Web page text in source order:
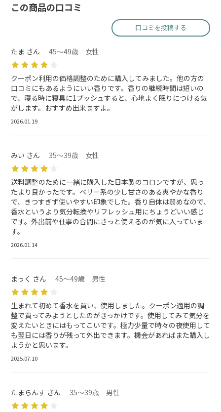
この商品の口コミ
口コミを投稿する
たま さん 45～49歳 女性
クーポン利用の価格調整のために購入してみました。他の方の
口コミにもあるようにいい香りです。香りの継続時間は短いの
で、寝る時に寝具に1プッシュすると、心地よく眠りにつける気
がします。おすすめ出来ますよ。
2026.01.19
みい さん 35～39歳 女性
送料調整のために一緒に購入した日本製のコロンですが、思っ
たより良かったです。ベリー系の少し甘さのある爽やかな香り
で、きつすぎず使いやすい印象でした。香り自体は弱めなので、
香水というより気分転換やリフレッシュ用にちょうどいい感じ
です。外出前や仕事の合間にさっと使えるのが気に入っていま
す。
2026.01.14
まっく さん 45～49歳 男性
生まれて初めて香水を買い、使用しました。クーポン適用の調
整で買ってみようとしたのがきっかけです。使用してみて気分を
変えたいときにはもってこいです。極力少量で時々の夜使用して
も翌日には香りが残って外出できます。機会があればまた購入し
ようかと思います。
2025.07.10
たまらんす さん 35～39歳 男性